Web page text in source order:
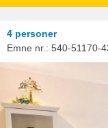
4 personer
Emne nr.: 540-51170-